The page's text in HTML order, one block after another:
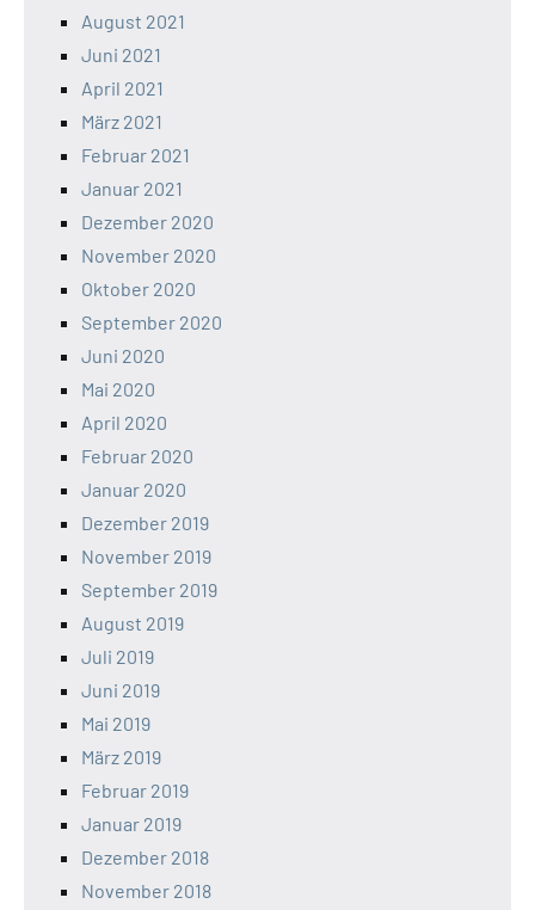
August 2021
Juni 2021
April 2021
März 2021
Februar 2021
Januar 2021
Dezember 2020
November 2020
Oktober 2020
September 2020
Juni 2020
Mai 2020
April 2020
Februar 2020
Januar 2020
Dezember 2019
November 2019
September 2019
August 2019
Juli 2019
Juni 2019
Mai 2019
März 2019
Februar 2019
Januar 2019
Dezember 2018
November 2018